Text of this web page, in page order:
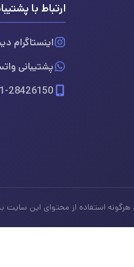
ارتباط با
اینستاگرام
پشتیبانی
28426150